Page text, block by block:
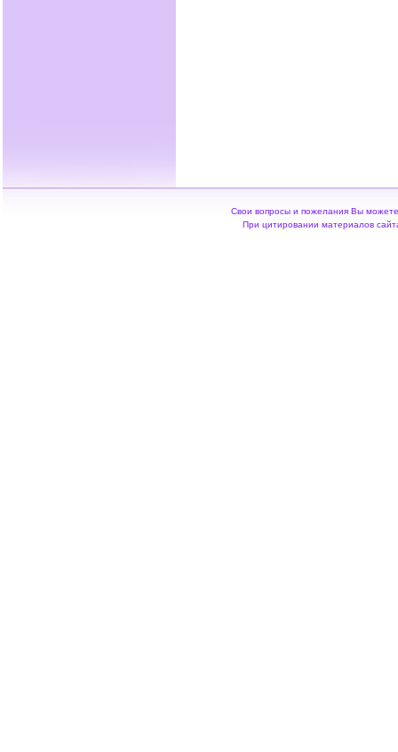
Свои вопросы и пожелания Вы
При цитировании материалов